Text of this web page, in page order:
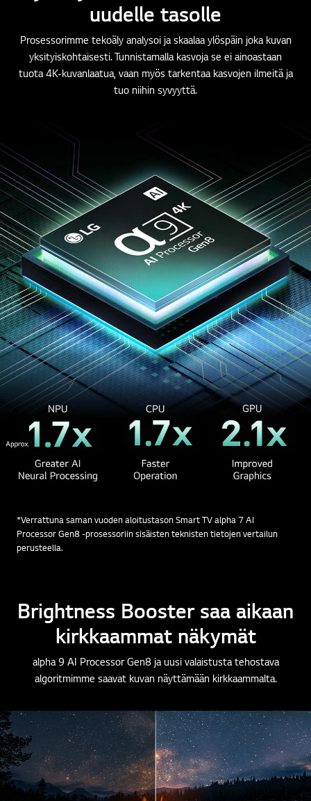
uudelle tasolle
Prosessorimme tekoäly analysoi ja skaalaa ylöspäin joka kuvan
yksityiskohtaisesti. Tunnistamalla kasvoja se ei ainoastaan
tuota 4K-kuvanlaatua, vaan myös tarkentaa kasvojen ilmeitä ja
tuo niihin syvyyttä.
*Verrattuna saman vuoden aloitustason Smart TV alpha 7 AI
Processor Gen8 -prosessoriin sisäisten teknisten tietojen vertailun
perusteella.
Brightness Booster saa aikaan
kirkkaammat näkymät
alpha 9 AI Processor Gen8 ja uusi valaistusta tehostava
algoritmimme saavat kuvan näyttämään kirkkaammalta.